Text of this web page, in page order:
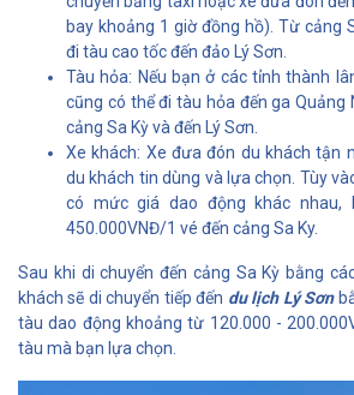
bay khoảng 1 giờ đồng hồ). Từ cảng
đi tàu cao tốc đến đảo Lý Sơn.
Tàu hỏa: Nếu bạn ở các tỉnh thành
cũng có thể đi tàu hỏa đến ga Quảng
cảng Sa Kỳ và đến Lý Sơn.
Xe khách: Xe đưa đón du khách tận
du khách tin dùng và lựa chọn. Tùy
có mức giá dao động khác nhau,
450.000VNĐ/1 vé đến cảng Sa Ky.
Sau khi di chuyển đến cảng Sa Kỳ bằng
khách sẽ di chuyển tiếp đến du lịch Lý Sơn
tàu dao động khoảng từ 120.000 -
tàu mà bạn lựa chọn.